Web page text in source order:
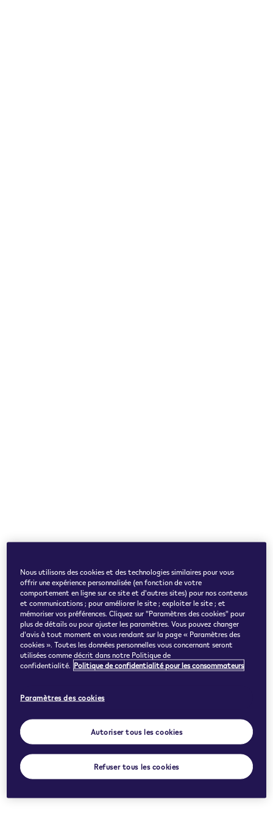
Nous utilisons des cookies et des technologies similaires pour vous
offrir une expérience personnalisée (en fonction de votre
comportement en ligne sur ce site et d'autres sites) pour nos contenus
et communications ; pour améliorer le site ; exploiter le site ; et
mémoriser vos préférences. Cliquez sur "Paramètres des cookies" pour
plus de détails ou pour ajuster les paramètres. Vous pouvez changer
d'avis à tout moment en vous rendant sur la page « Paramètres des
cookies ». Toutes les données personnelles vous concernant seront
utilisées comme décrit dans notre Politique de
confidentialité. Politique de confidentialité pour les consommateurs
Paramètres des cookies
Autoriser tous les cookies
Refuser tous les cookies